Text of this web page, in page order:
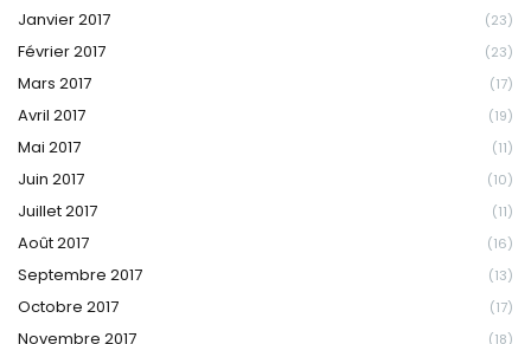
Janvier 2017 (23)
Février 2017 (23)
Mars 2017 (17)
Avril 2017 (19)
Mai 2017 (11)
Juin 2017 (10)
Juillet 2017 (11)
Août 2017 (16)
Septembre 2017 (13)
Octobre 2017 (17)
Novembre 2017 (18)